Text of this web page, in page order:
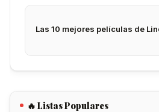
Las 10 mejores películas de
🔥 Listas Populares